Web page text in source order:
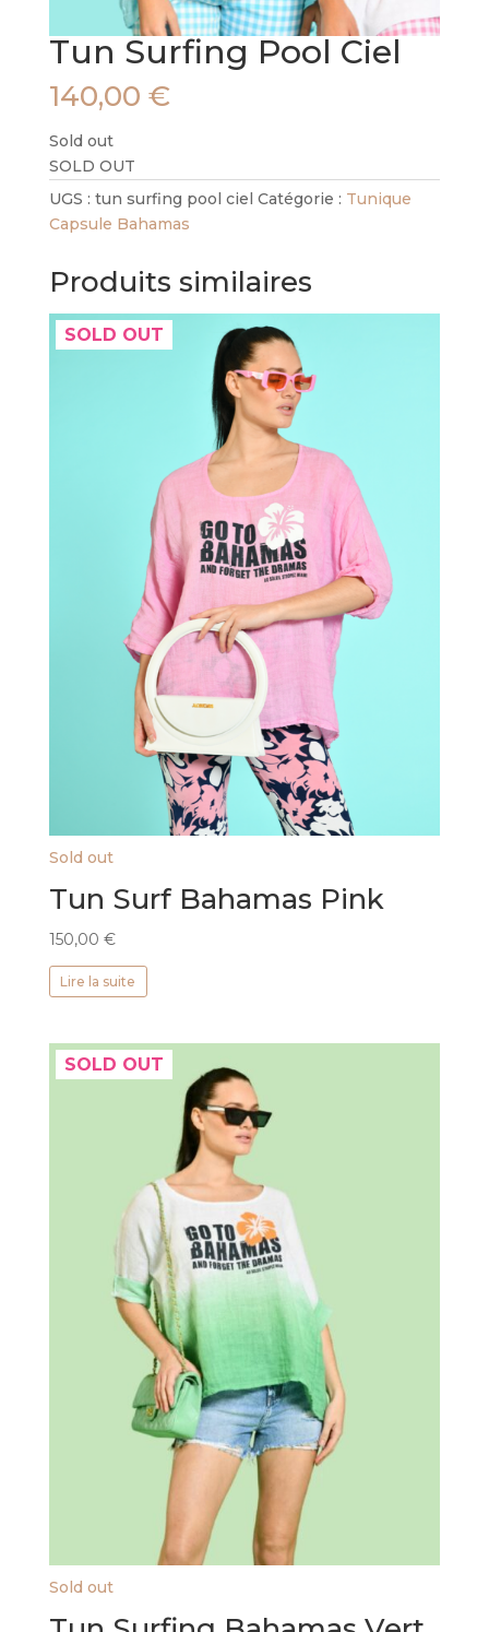
Tun Surfing Pool Ciel
140,00 €
Sold out
SOLD OUT
UGS : tun surfing pool ciel Catégorie : Tunique
Capsule Bahamas
Produits similaires
SOLD OUT
Sold out
Tun Surf Bahamas Pink
150,00 €
Lire la suite
SOLD OUT
Sold out